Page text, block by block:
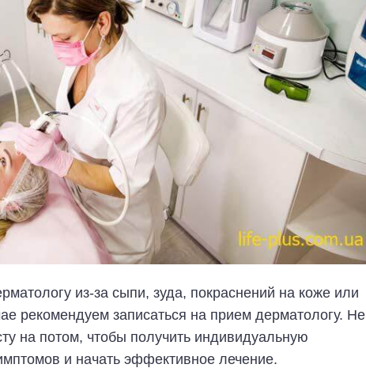
из-за сыпи, зуда, покраснений на коже или
рекомендуем записаться на прием дерматологу. Не
на потом, чтобы получить индивидуальную
и начать эффективное лечение.